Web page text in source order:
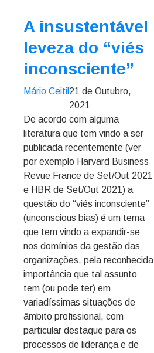
A insustentável
leveza do “viés
inconsciente”
Mário Ceitil 21 de Outubro,
2021
De acordo com alguma
literatura que tem vindo a ser
publicada recentemente (ver
por exemplo Harvard Business
Revue France de Set/Out 2021
e HBR de Set/Out 2021) a
questão do “viés inconsciente”
(unconscious bias) é um tema
que tem vindo a expandir-se
nos domínios da gestão das
organizações, pela reconhecida
importância que tal assunto
tem (ou pode ter) em
variadíssimas situações de
âmbito profissional, com
particular destaque para os
processos de liderança e de